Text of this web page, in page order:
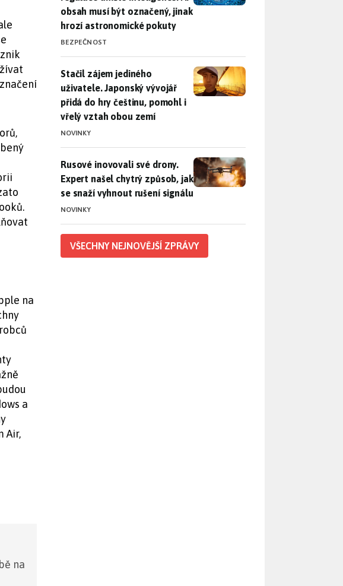
na
a
Air,
na
obsah musí být označený, jinak
hrozí astronomické pokuty
BEZPEČNOST
Stačil zájem jediného uživatele. Japonský vývojář přidá do hry
Stačil zájem jediného
uživatele. Japonský vývojář
přidá do hry češtinu, pomohl i
vřelý vztah obou zemí
NOVINKY
Rusové inovovali své drony. Expert našel chytrý způsob, jak se
Rusové inovovali své drony.
Expert našel chytrý způsob, jak
se snaží vyhnout rušení signálu
NOVINKY
VŠECHNY NEJNOVĚJŠÍ ZPRÁVY